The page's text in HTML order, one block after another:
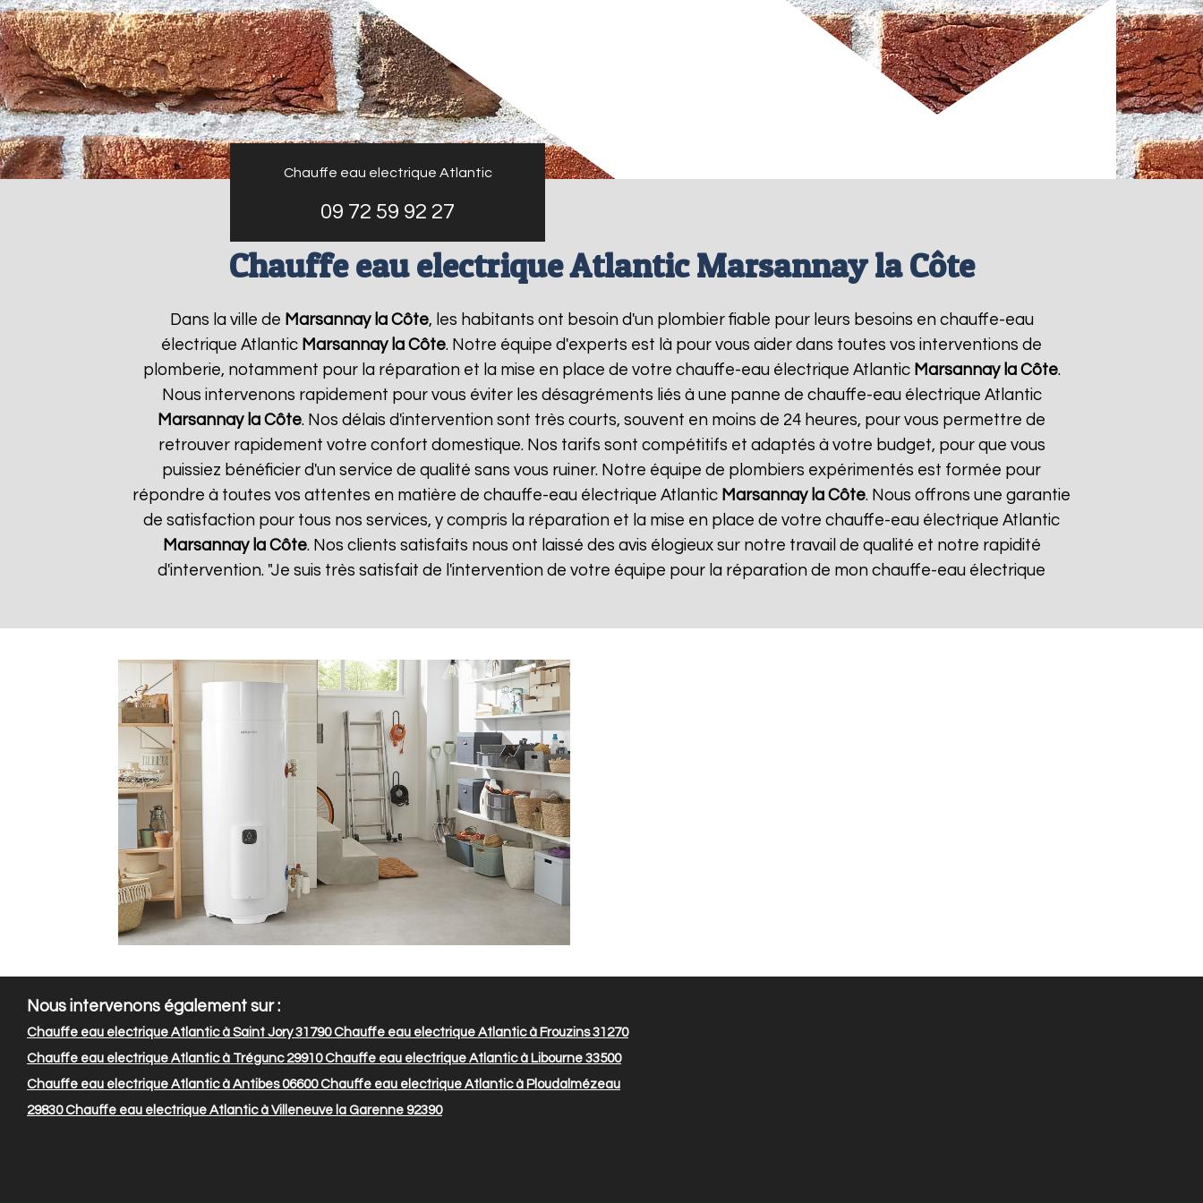
Chauffe eau electrique Atlantic
09 72 59 92 27
Chauffe eau electrique Atlantic Marsannay la Côte
Dans la ville de Marsannay la Côte, les habitants ont besoin d'un plombier fiable pour leurs besoins en chauffe-eau
électrique Atlantic Marsannay la Côte. Notre équipe d'experts est là pour vous aider dans toutes vos interventions de
plomberie, notamment pour la réparation et la mise en place de votre chauffe-eau électrique Atlantic Marsannay la Côte.
Nous intervenons rapidement pour vous éviter les désagréments liés à une panne de chauffe-eau électrique Atlantic
Marsannay la Côte. Nos délais d'intervention sont très courts, souvent en moins de 24 heures, pour vous permettre de
retrouver rapidement votre confort domestique. Nos tarifs sont compétitifs et adaptés à votre budget, pour que vous
puissiez bénéficier d'un service de qualité sans vous ruiner. Notre équipe de plombiers expérimentés est formée pour
répondre à toutes vos attentes en matière de chauffe-eau électrique Atlantic Marsannay la Côte. Nous offrons une garantie
de satisfaction pour tous nos services, y compris la réparation et la mise en place de votre chauffe-eau électrique Atlantic
Marsannay la Côte. Nos clients satisfaits nous ont laissé des avis élogieux sur notre travail de qualité et notre rapidité
d'intervention. "Je suis très satisfait de l'intervention de votre équipe pour la réparation de mon chauffe-eau électrique
Nous intervenons également sur :
Chauffe eau electrique Atlantic à Saint Jory 31790Chauffe eau electrique Atlantic à Frouzins 31270
Chauffe eau electrique Atlantic à Trégunc 29910Chauffe eau electrique Atlantic à Libourne 33500
Chauffe eau electrique Atlantic à Antibes 06600Chauffe eau electrique Atlantic à Ploudalmézeau
29830Chauffe eau electrique Atlantic à Villeneuve la Garenne 92390